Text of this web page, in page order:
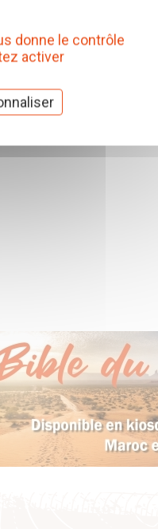
donne le contrôle
activer